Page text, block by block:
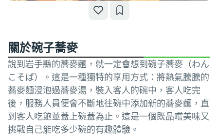
關於碗子蕎麥
說到岩手縣的蕎麥麵，就一定會想到碗子蕎麥（わん
こそば）。這是一種獨特的享用方式：將熱氣騰騰的
蕎麥麵浸泡過蕎麥湯，裝入客人的碗中，客人吃完
後，服務人員便會不斷地往碗中添加新的蕎麥麵，直
到客人吃飽並蓋上碗蓋為止。這是一個既品嚐美味又
挑戰自己能吃多少碗的有趣體驗。